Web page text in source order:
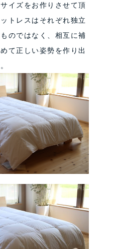
イズをお作りさせて頂
トレスはそれぞれ独立
のではなく、相互に補
て正しい姿勢を作り出